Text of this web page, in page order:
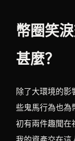
幣圈笑
甚麼？
除了大環境的影
些鬼馬行為也為
初有兩件趣聞在